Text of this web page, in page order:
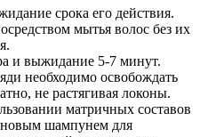
срока его действия.
мытья волос без их
и выжидание 5-7 минут.
необходимо освобождать
не растягивая локоны.
матричных составов
шампунем для